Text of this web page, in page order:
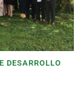
DESARROLLO